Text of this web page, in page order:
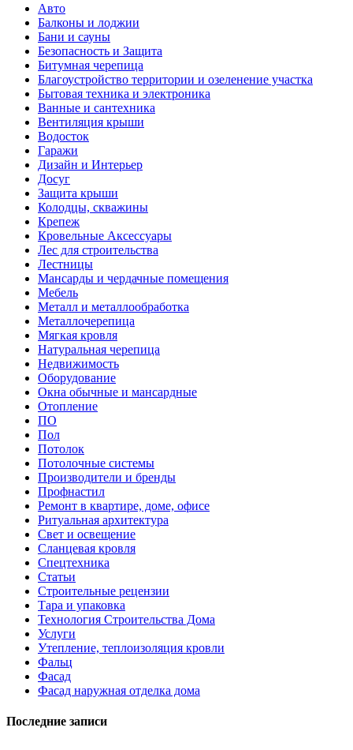
Авто
Балконы и лоджии
Бани и сауны
Безопасность и Защита
Битумная черепица
Благоустройство территории и озеленение участка
Бытовая техника и электроника
Ванные и сантехника
Вентиляция крыши
Водосток
Гаражи
Дизайн и Интерьер
Досуг
Защита крыши
Колодцы, скважины
Крепеж
Кровельные Аксессуары
Лес для строительства
Лестницы
Мансарды и чердачные помещения
Мебель
Металл и металлообработка
Металлочерепица
Мягкая кровля
Натуральная черепица
Недвижимость
Оборудование
Окна обычные и мансардные
Отопление
ПО
Пол
Потолок
Потолочные системы
Производители и бренды
Профнастил
Ремонт в квартире, доме, офисе
Ритуальная архитектура
Свет и освещение
Сланцевая кровля
Спецтехника
Статьи
Строительные рецензии
Тара и упаковка
Технология Строительства Дома
Услуги
Утепление, теплоизоляция кровли
Фальц
Фасад
Фасад наружная отделка дома
Последние записи